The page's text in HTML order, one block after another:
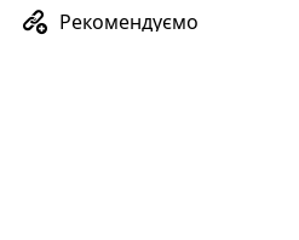
Рекомендуємо